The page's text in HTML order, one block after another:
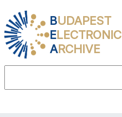
BUDAPEST
ELECTRONIC
ARCHIVE